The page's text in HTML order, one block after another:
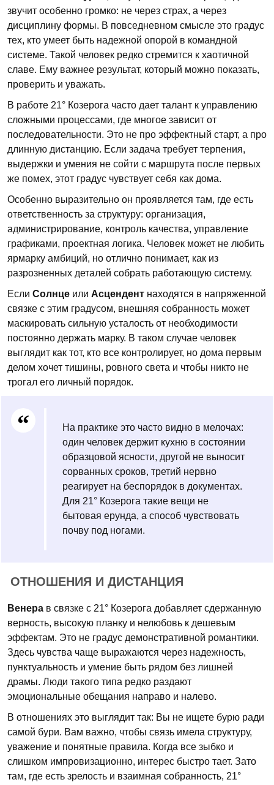
звучит особенно громко: не через страх, а через
дисциплину формы. В повседневном смысле это градус
тех, кто умеет быть надежной опорой в командной
системе. Такой человек редко стремится к хаотичной
славе. Ему важнее результат, который можно показать,
проверить и уважать.
В работе 21° Козерога часто дает талант к управлению
сложными процессами, где многое зависит от
последовательности. Это не про эффектный старт, а про
длинную дистанцию. Если задача требует терпения,
выдержки и умения не сойти с маршрута после первых
же помех, этот градус чувствует себя как дома.
Особенно выразительно он проявляется там, где есть
ответственность за структуру: организация,
администрирование, контроль качества, управление
графиками, проектная логика. Человек может не любить
ярмарку амбиций, но отлично понимает, как из
разрозненных деталей собрать работающую систему.
Если Солнце или Асцендент находятся в напряженной
связке с этим градусом, внешняя собранность может
маскировать сильную усталость от необходимости
постоянно держать марку. В таком случае человек
выглядит как тот, кто все контролирует, но дома первым
делом хочет тишины, ровного света и чтобы никто не
трогал его личный порядок.
На практике это часто видно в мелочах:
один человек держит кухню в состоянии
образцовой ясности, другой не выносит
сорванных сроков, третий нервно
реагирует на беспорядок в документах.
Для 21° Козерога такие вещи не
бытовая ерунда, а способ чувствовать
почву под ногами.
ОТНОШЕНИЯ И ДИСТАНЦИЯ
Венера в связке с 21° Козерога добавляет сдержанную
верность, высокую планку и нелюбовь к дешевым
эффектам. Это не градус демонстративной романтики.
Здесь чувства чаще выражаются через надежность,
пунктуальность и умение быть рядом без лишней
драмы. Люди такого типа редко раздают
эмоциональные обещания направо и налево.
В отношениях это выглядит так: Вы не ищете бурю ради
самой бури. Вам важно, чтобы связь имела структуру,
уважение и понятные правила. Когда все зыбко и
слишком импровизационно, интерес быстро тает. Зато
там, где есть зрелость и взаимная собранность, 21°